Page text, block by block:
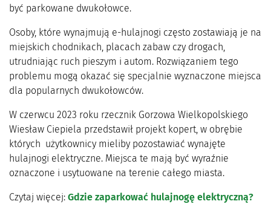
być parkowane dwukołowce.
Osoby, które wynajmują e-hulajnogi często zostawiają je na
miejskich chodnikach, placach zabaw czy drogach,
utrudniając ruch pieszym i autom. Rozwiązaniem tego
problemu mogą okazać się specjalnie wyznaczone miejsca
dla popularnych dwukołowców.
W czerwcu 2023 roku rzecznik Gorzowa Wielkopolskiego
Wiesław Ciepiela przedstawił projekt kopert, w obrębie
których użytkownicy mieliby pozostawiać wynajęte
hulajnogi elektryczne. Miejsca te mają być wyraźnie
oznaczone i usytuowane na terenie całego miasta.
Czytaj więcej: Gdzie zaparkować hulajnogę elektryczną?